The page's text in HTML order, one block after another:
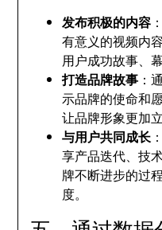
发布积极的内容
有意义的视频内
用户成功故事、
打造品牌故事 ：
示品牌的使命和
让品牌形象更加
与用户共同成长
享产品迭代、技
牌不断进步的过
度。